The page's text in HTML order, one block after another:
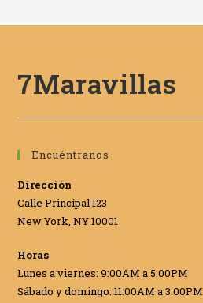
7Maravillas
Encuéntranos
Dirección
Calle Principal 123
New York, NY 10001
Horas
Lunes a viernes: 9:00AM a 5:00PM
Sábado y domingo: 11:00AM a 3:00PM